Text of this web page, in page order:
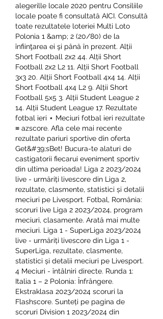
alegerille locale 2020 pentru Consiliile
locale poate fi consultată AICI. Consultă
toate rezultatele loteriei Multi Loto
Polonia 1 &amp; 2 (20/80) de la
înfiinţarea ei şi până în prezent. Alții
Short Football 2x2 44. Alții Short
Football 2x2 L2 11. Alții Short Football
3x3 20. Alții Short Football 4x4 14. Alții
Short Football 4x4 L2 9. Alții Short
Football 5x5 3. Alții Student League 2
14. Alții Student League 17. Rezultate
fotbal ieri ⋆ Meciuri fotbal ieri rezultate
≡ azscore. Afla cele mai recente
rezultate pariuri sportive din oferta
Get&#39;sBet! Bucura-te alaturi de
castigatorii fiecarui eveniment sportiv
din ultima perioada! Liga 2 2023/2024
live - urmăriți livescore din Liga 2,
rezultate, clasmente, statistici și detalii
meciuri pe Livesport. Fotbal, România:
scoruri live Liga 2 2023/2024, program
meciuri, clasamente. Arată mai multe
meciuri. Liga 1 - SuperLiga 2023/2024
live - urmăriți livescore din Liga 1 -
SuperLiga, rezultate, clasmente,
statistici și detalii meciuri pe Livesport.
4 Meciuri - întâlniri directe. Runda 1:
Italia 1 – 2 Polonia: Înfrângere.
Ekstraklasa 2023/2024 scoruri la
Flashscore. Sunteți pe pagina de
scoruri Division 1 2023/2024 din